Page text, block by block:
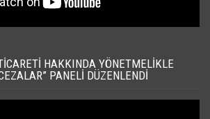
HAKKINDA YÖNETMELIKLE
PANELI DÜZENLENDI